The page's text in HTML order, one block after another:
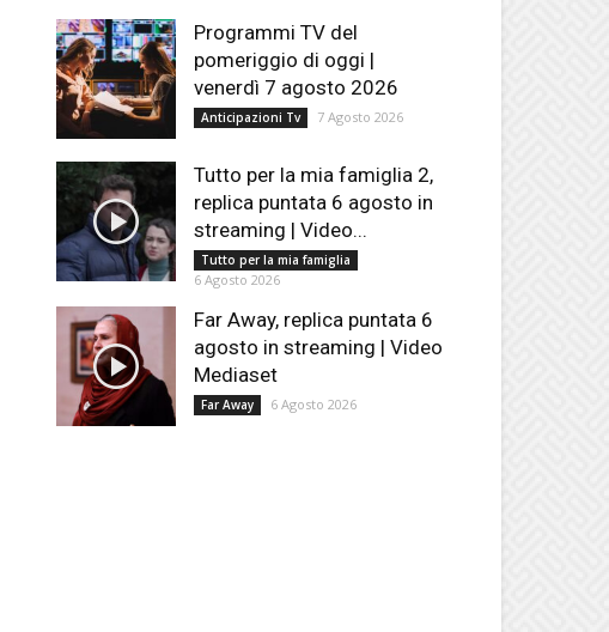
Programmi TV del
pomeriggio di oggi |
venerdì 7 agosto 2026
Anticipazioni Tv 7 Agosto 2026
Tutto per la mia famiglia 2,
replica puntata 6 agosto in
streaming | Video...
Tutto per la mia famiglia
6 Agosto 2026
Far Away, replica puntata 6
agosto in streaming | Video
Mediaset
Far Away 6 Agosto 2026